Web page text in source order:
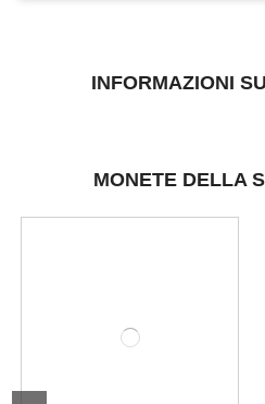
INFORMAZIONI
MONETE DELLA